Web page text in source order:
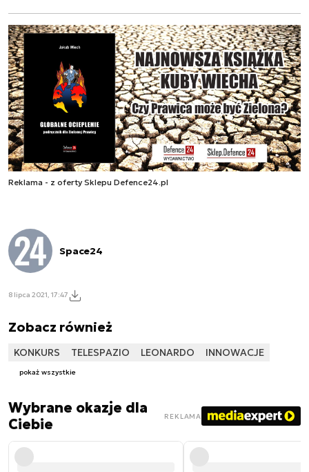
Reklama - z oferty Sklepu Defence24.pl
Space24
8 lipca 2021, 17:47
Zobacz również
KONKURS TELESPAZIO LEONARDO INNOWACJE
pokaż wszystkie
Wybrane okazje dla
Ciebie
REKLAMA